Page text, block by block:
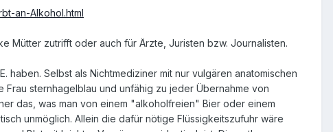
an-Alkohol.html
Mütter zutrifft oder auch für Ärzte, Juristen bzw. Journalisten.
Selbst als Nichtmediziner mit nur vulgären anatomischen
Frau sternhagelblau und unfähig zu jeder Übernahme von
das, was man von einem "alkoholfreien" Bier oder einem
unmöglich. Allein die dafür nötige Flüssigkeitszufuhr wäre